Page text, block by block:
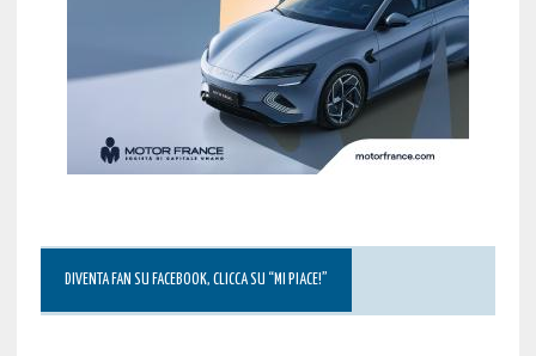
DIVENTA FAN SU FACEBOOK, CLICCA SU “MI PIACE!”